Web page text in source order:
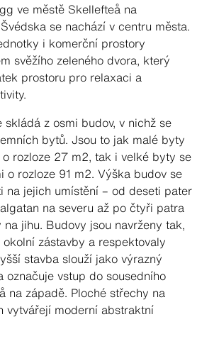
ve městě Skellefteå na
se nachází v centru města.
i komerční prostory
svěžího zeleného dvora, který
prostoru pro relaxaci a
z osmi budov, v nichž se
bytů. Jsou to jak malé byty
rozloze 27 m2, tak i velké byty se
o rozloze 91 m2. Výška budov se
na jejich umístění – od deseti pater
na severu až po čtyři patra
jihu. Budovy jsou navrženy tak,
zástavby a respektovaly
stavba slouží jako výrazný
označuje vstup do sousedního
na západě. Ploché střechy na
vytvářejí moderní abstraktní